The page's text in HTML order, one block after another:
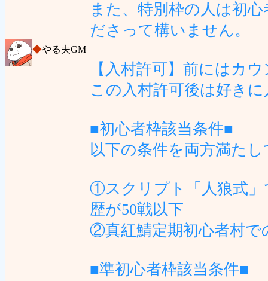
◆やる夫GM
また、特別枠の人は初
ださって構いません。
【入村許可】前にはカ
この入村許可後は好き
■初心者枠該当条件■
以下の条件を両方満た
①スクリプト「人狼式」
歴が50戦以下
②真紅鯖定期初心者村で
■準初心者枠該当条件■